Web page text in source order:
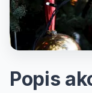
Popis